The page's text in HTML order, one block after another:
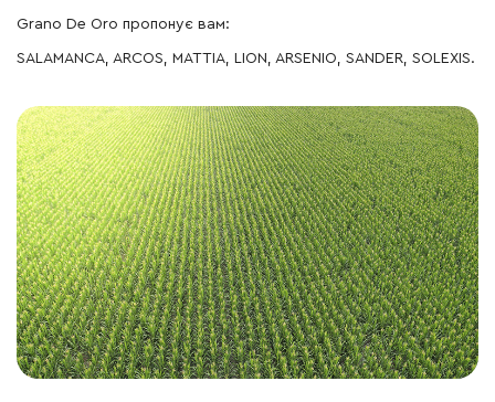
Grano De Oro пропонує вам:
SALAMANCA, ARCOS, MATTIA, LION, ARSENIO, SANDER, SOLEXIS.